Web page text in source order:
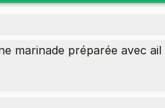
marinade préparée avec ail